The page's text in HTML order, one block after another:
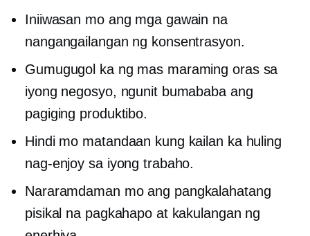
Iniiwasan mo ang mga gawain na
nangangailangan ng konsentrasyon.
Gumugugol ka ng mas maraming oras sa
iyong negosyo, ngunit bumababa ang
pagiging produktibo.
Hindi mo matandaan kung kailan ka huling
nag-enjoy sa iyong trabaho.
Nararamdaman mo ang pangkalahatang
pisikal na pagkahapo at kakulangan ng